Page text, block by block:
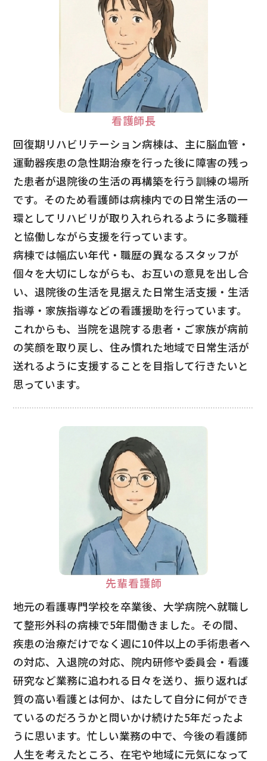
看護師長
回復期リハビリテーション病棟は、主に脳血管・
運動器疾患の急性期治療を行った後に障害の残っ
た患者が退院後の生活の再構築を行う訓練の場所
です。そのため看護師は病棟内での日常生活の一
環としてリハビリが取り入れられるように多職種
と協働しながら支援を行っています。
病棟では幅広い年代・職歴の異なるスタッフが
個々を大切にしながらも、お互いの意見を出し合
い、退院後の生活を見据えた日常生活支援・生活
指導・家族指導などの看護援助を行っています。
これからも、当院を退院する患者・ご家族が病前
の笑顔を取り戻し、住み慣れた地域で日常生活が
送れるように支援することを目指して行きたいと
思っています。
先輩看護師
地元の看護専門学校を卒業後、大学病院へ就職し
て整形外科の病棟で5年間働きました。その間、
疾患の治療だけでなく週に10件以上の手術患者へ
の対応、入退院の対応、院内研修や委員会・看護
研究など業務に追われる日々を送り、振り返れば
質の高い看護とは何か、はたして自分に何ができ
ているのだろうかと問いかけ続けた5年だったよ
うに思います。忙しい業務の中で、今後の看護師
人生を考えたところ、在宅や地域に元気になって